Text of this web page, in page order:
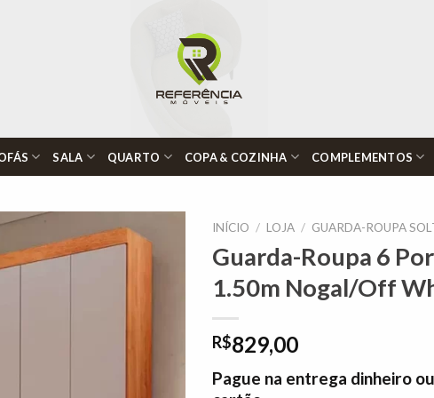
SALA QUARTO COPA & COZINHA COMPLEMENTOS
INÍCIO / LOJA / GUARDA-ROUPA
Guarda-Roupa 6
1.50m Nogal/Off
R$829,00
Pague na entrega dinheiro